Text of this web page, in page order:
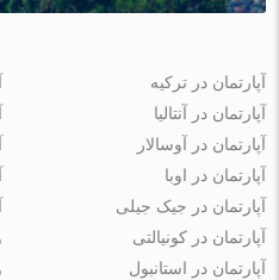
آپارتمان در ترکیه
آپارتمان در آنتالیا
آپارتمان در آوسالار
آپارتمان در اوبا
آپارتمان در جیک جیلی
آپارتمان در کونیالتی
آپارتمان در استانبول